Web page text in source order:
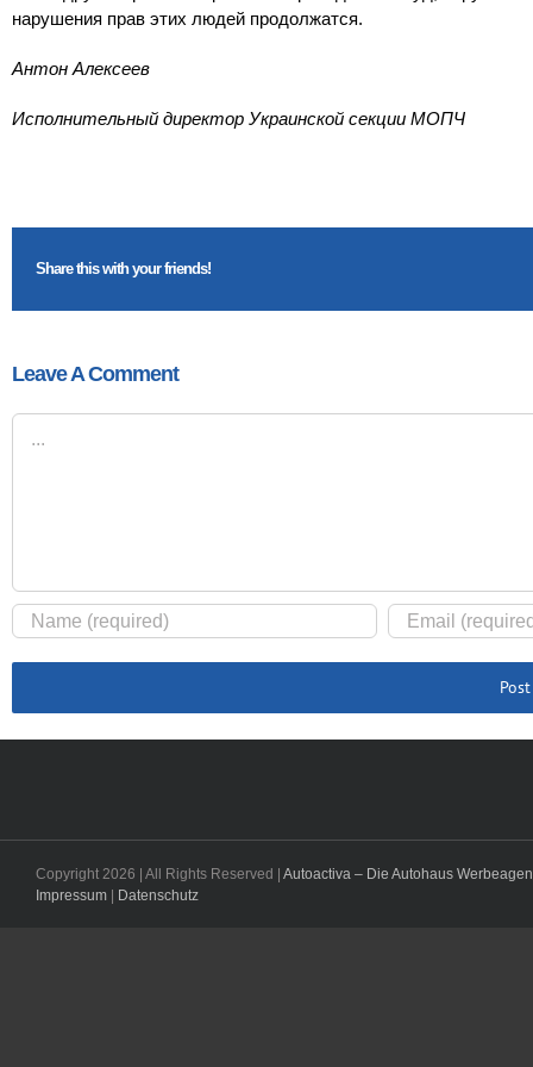
нарушения прав этих людей продолжатся.
Антон Алексеев
Исполнительный директор Украинской секции МОПЧ
Share this with your friends!
Leave A Comment
Comment
Copyright 2026 | All Rights Reserved | Autoactiva – Die Autohaus
Impressum
Datenschutz